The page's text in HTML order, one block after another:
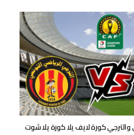
والترجي كورة لايف يلا كورة يلا شوت